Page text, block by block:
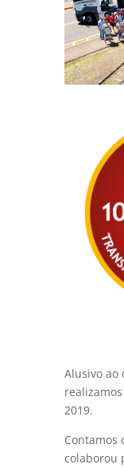
Alusivo ao
2019.
Contamos
colaborou